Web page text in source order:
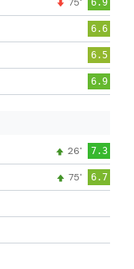
6.6
6.5
6.9
26' 7.3
75' 6.7